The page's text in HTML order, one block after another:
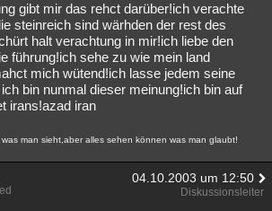
gibt mir das rehct darüber!ich verachte
steinreich sind wärhden der rest des
halt verachtung in mir!ich liebe den
führung!ich sehe zu wie mein land
mich wütend!ich lasse jedem seine
bin nunmal dieser meinung!ich bin auf
irans!azad iran
man sieht,aber alles sehen können was man glaubt!
04.10.2003 um 12:50
Diskussionsleiter